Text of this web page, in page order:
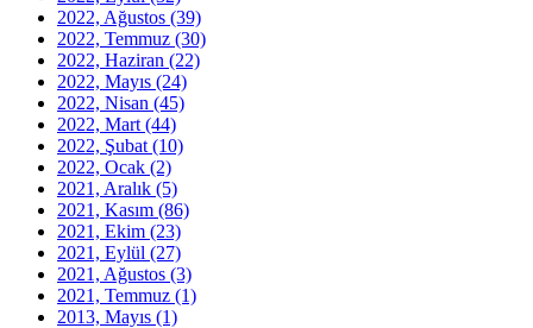
2022, Ağustos (39)
2022, Temmuz (30)
2022, Haziran (22)
2022, Mayıs (24)
2022, Nisan (45)
2022, Mart (44)
2022, Şubat (10)
2022, Ocak (2)
2021, Aralık (5)
2021, Kasım (86)
2021, Ekim (23)
2021, Eylül (27)
2021, Ağustos (3)
2021, Temmuz (1)
2013, Mayıs (1)